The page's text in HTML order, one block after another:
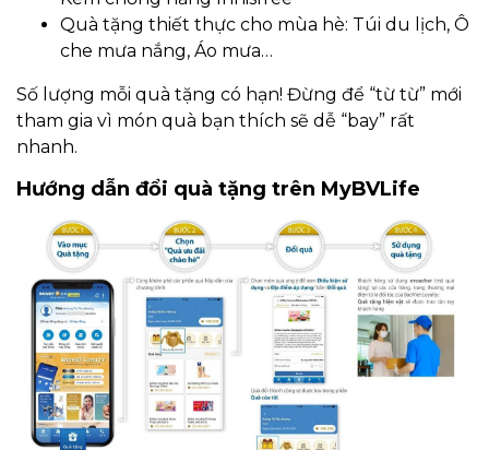
Quà tặng thiết thực cho mùa hè: Túi du lịch, Ô
che mưa nắng, Áo mưa…
Số lượng mỗi quà tặng có hạn! Đừng để “từ từ” mới
tham gia vì món quà bạn thích sẽ dễ “bay” rất
nhanh.
Hướng dẫn đổi quà tặng trên MyBVLife